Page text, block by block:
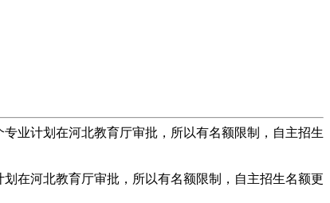
业计划在河北教育厅审批，所以有名额限制，自主招生
在河北教育厅审批，所以有名额限制，自主招生名额更